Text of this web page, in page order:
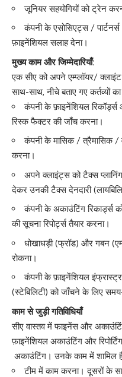
जूनियर सहयोगियों को ट्रेन
कंपनी के एसोसिएट्स /
फ़ाइनेंशियल सलाह देना।
मुख्य काम और जिम्मेदारियाँ:
एक सीए को अपने एम्प्लॉयर/
साथ-साथ, नीचे बताए गए कर्तव्यों का
कंपनी के फ़ाइनेंशियल रिकॉर्ड्स
रिस्क फैक्टर की जाँच करना।
कंपनी के मासिक / त्रैमासिक /
करना।
अपने क्लाइंट्स को टैक्स
देकर उनकी टैक्स देनदारी
कंपनी के अकाउंटिंग
की सूचना रिपोर्ट्स तैयार करना।
धोखाधड़ी (फ्रॉड) और गबन
रोकना।
कंपनी के फ़ाइनेंशियल
(स्टेबिलिटी) को जाँचने के लिए
काम से जुड़ी गतिविधियाँ
सीए वास्तव में फाइनेंस और
फ़ाइनेंशियल अकाउंटिंग और
अकाउंटिंग। उनके काम में शामिल
टीम में काम करना। दूसरों के